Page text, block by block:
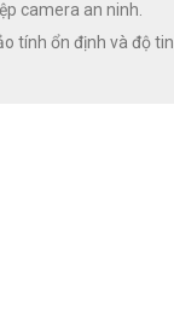
camera an ninh.
tính ổn định và độ tin